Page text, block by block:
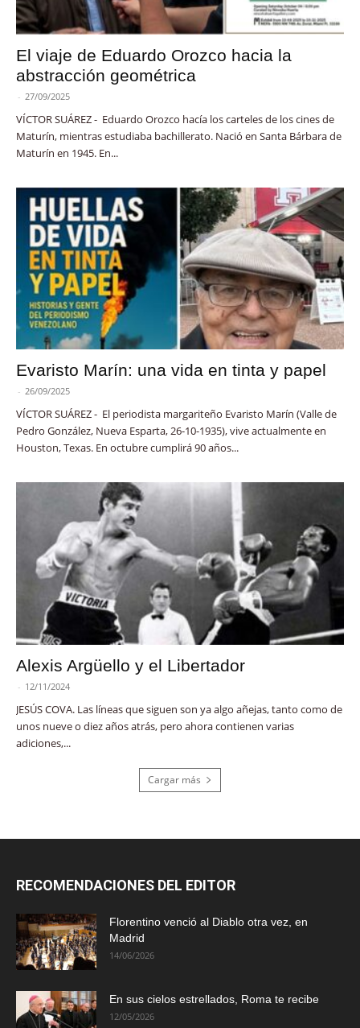
El viaje de Eduardo Orozco hacia la
abstracción geométrica
- 27/09/2025
VÍCTOR SUÁREZ - Eduardo Orozco hacía los carteles de los cines de
Maturín, mientras estudiaba bachillerato. Nació en Santa Bárbara de
Maturín en 1945. En...
Evaristo Marín: una vida en tinta y papel
- 26/09/2025
VÍCTOR SUÁREZ - El periodista margariteño Evaristo Marín (Valle de
Pedro González, Nueva Esparta, 26-10-1935), vive actualmente en
Houston, Texas. En octubre cumplirá 90 años...
Alexis Argüello y el Libertador
- 12/11/2024
JESÚS COVA. Las líneas que siguen son ya algo añejas, tanto como de
unos nueve o diez años atrás, pero ahora contienen varias
adiciones,...
Cargar más
RECOMENDACIONES DEL EDITOR
Florentino venció al Diablo otra vez, en
Madrid
14/06/2026
En sus cielos estrellados, Roma te recibe
12/05/2026